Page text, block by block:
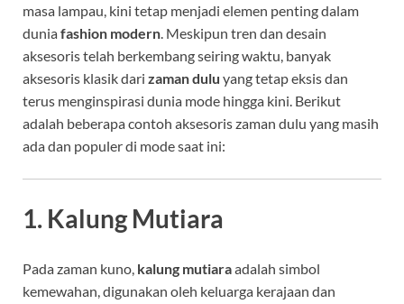
masa lampau, kini tetap menjadi elemen penting dalam
duniafashion modern . Meskipun tren dan desain
aksesoris telah berkembang seiring waktu, banyak
aksesoris klasik dari zaman dulu yang tetap eksis dan
terus menginspirasi dunia mode hingga kini. Berikut
adalah beberapa contoh aksesoris zaman dulu yang masih
ada dan populer di mode saat ini:
1. Kalung Mutiara
Pada zaman kuno, kalung mutiaraadalah simbol
kemewahan, digunakan oleh keluarga kerajaan dan